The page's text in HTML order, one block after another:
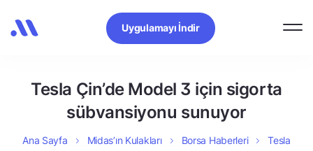
Uygulamayı İndir
Tesla Çin’de Model 3 için sigorta
sübvansiyonu sunuyor
Ana Sayfa Midas’ın Kulakları Borsa Haberleri
Tesla